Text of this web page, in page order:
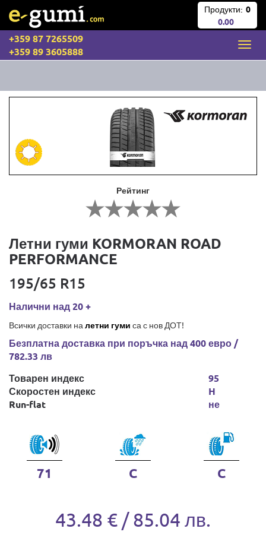
Продукти: 0
0.00
+359 87 7265509
+359 89 3605888
Рейтинг
Летни гуми KORMORAN ROAD
PERFORMANCE
195/65 R15
Налични над 20 +
Всички доставки на летни гуми са с нов ДОТ!
Безплатна доставка при поръчка над 400 евро /
782.33 лв
Товарен индекс
Скоростен индекс
Run-flat
95
H
не
71 C C
43.48 € / 85.04 лв.